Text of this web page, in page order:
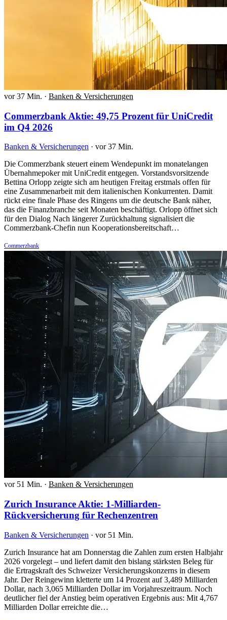
vor 37 Min. · Banken & Versicherungen
Commerzbank Aktie: 49,75 Prozent für UniCredit
im Q4 2026
Banken & Versicherungen · vor 37 Min.
Die Commerzbank steuert einem Wendepunkt im monatelangen
Übernahmepoker mit UniCredit entgegen. Vorstandsvorsitzende
Bettina Orlopp zeigte sich am heutigen Freitag erstmals offen für
eine Zusammenarbeit mit dem italienischen Konkurrenten. Damit
rückt eine finale Phase des Ringens um die deutsche Bank näher,
das die Finanzbranche seit Monaten beschäftigt. Orlopp öffnet sich
für den Dialog Nach längerer Zurückhaltung signalisiert die
Commerzbank-Chefin nun Kooperationsbereitschaft…
Commerzbank
vor 51 Min. · Banken & Versicherungen
Zurich Insurance Aktie: 1-Milliarden-
Rückversicherung für Rechenzentren
Banken & Versicherungen · vor 51 Min.
Zurich Insurance hat am Donnerstag die Zahlen zum ersten Halbjahr
2026 vorgelegt – und liefert damit den bislang stärksten Beleg für
die Ertragskraft des Schweizer Versicherungskonzerns in diesem
Jahr. Der Reingewinn kletterte um 14 Prozent auf 3,489 Milliarden
Dollar, nach 3,065 Milliarden Dollar im Vorjahreszeitraum. Noch
deutlicher fiel der Anstieg beim operativen Ergebnis aus: Mit 4,767
Milliarden Dollar erreichte die…